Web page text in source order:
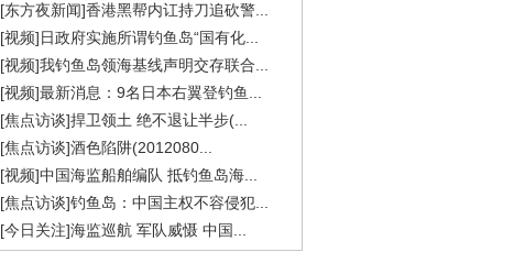
[东方夜新闻]香港黑帮内讧持刀追砍警...
[视频]日政府实施所谓钓鱼岛“国有化...
[视频]我钓鱼岛领海基线声明交存联合...
[视频]最新消息：9名日本右翼登钓鱼...
[焦点访谈]捍卫领土 绝不退让半步(...
[焦点访谈]酒色陷阱(2012080...
[视频]中国海监船舶编队 抵钓鱼岛海...
[焦点访谈]钓鱼岛：中国主权不容侵犯...
[今日关注]海监巡航 军队威慑 中国...